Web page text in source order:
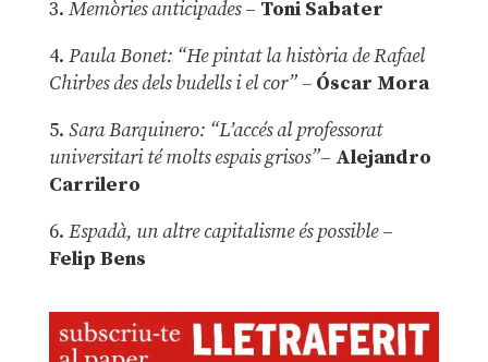
3. Memòries anticipades– Toni Sabater
4. Paula Bonet: “He pintat la història de Rafael
Chirbes des dels budells i el cor” –Óscar Mora
5. Sara Barquinero: “L’accés al professorat
universitari té molts espais grisos”– Alejandro
Carrilero
6. Espadà, un altre capitalisme és possible –
Felip Bens